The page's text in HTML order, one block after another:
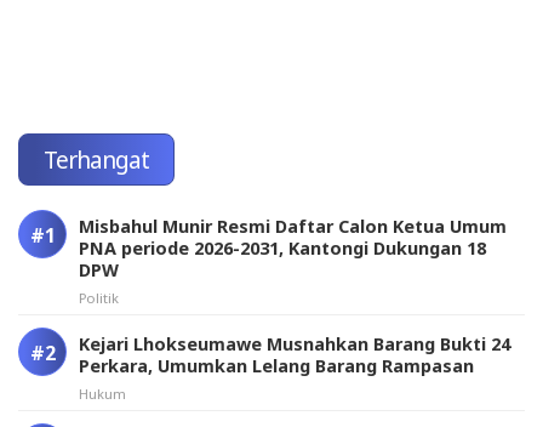
Terhangat
Misbahul Munir Resmi Daftar Calon Ketua Umum
PNA periode 2026-2031, Kantongi Dukungan 18
DPW
Politik
Kejari Lhokseumawe Musnahkan Barang Bukti 24
Perkara, Umumkan Lelang Barang Rampasan
Hukum